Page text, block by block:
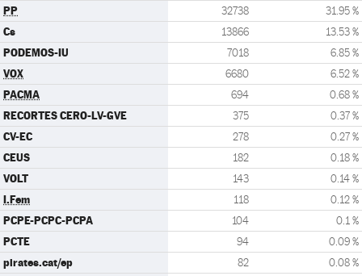
PP 32738 31.95 %
Cs 13866 13.53 %
PODEMOS-IU 7018 6.85 %
VOX 6680 6.52 %
PACMA 694 0.68 %
RECORTES CERO-LV-GVE 375 0.37 %
CV-EC 278 0.27 %
CEUS 182 0.18 %
VOLT 143 0.14 %
I.Fem 118 0.12 %
PCPE-PCPC-PCPA 104 0.1 %
PCTE 94 0.09 %
pirates.cat/ep 82 0.08 %